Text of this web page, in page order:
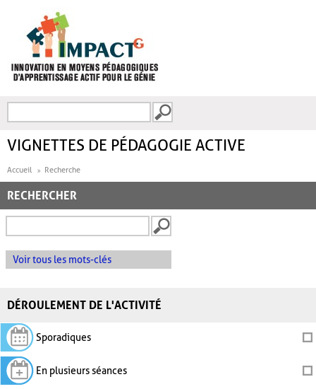
FORMULAIRE DE
VIGNETTES DE PÉDAGOGIE ACTIVE
Accueil Recherche
RECHERCHER
Voir tous les mots-clés
DÉROULEMENT DE L'ACTIVITÉ
Sporadiques
En plusieurs séances